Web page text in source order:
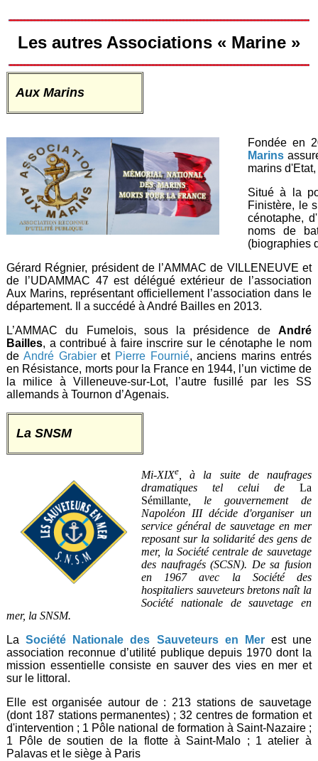
Les autres Associations « Marine »
Aux Marins
Fondée en
Marins
marins
Situé à la
Finistère, le
cénotaphe,
noms de
(biographies
Gérard Régnier, président de l’AMMAC de VILLENEUVE et
de l’UDAMMAC 47 est délégué extérieur de l’association
Aux Marins, représentant officiellement l’association dans le
département. Il a succédé à André Bailles en 2013.
L’AMMAC du Fumelois, sous la présidence de André
Bailles, a contribué à faire inscrire sur le cénotaphe le nom
de André Grabier et Pierre Fournié, anciens marins entrés
en Résistance, morts pour la France en 1944, l’un victime de
la milice à Villeneuve-sur-Lot, l’autre fusillé par les SS
allemands à Tournon d’Agenais.
La SNSM
Mi-XIXe , à la suite de naufrages
dramatiques tel celui de La
Sémillante , le gouvernement de
Napoléon III décide d'organiser un
service général de sauvetage en mer
reposant sur la solidarité des gens de
mer, la Société centrale de sauvetage
des naufragés (SCSN). De sa fusion
en 1967 avec la Société des
hospitaliers sauveteurs bretons naît la
Société nationale de sauvetage en
mer, la SNSM.
LaSociété Nationale des Sauveteurs en Merest une
association reconnue d’utilité publique depuis 1970 dont la
mission essentielle consiste en sauver des vies en mer et
sur le littoral.
Elle est organisée autour de : 213 stations de sauvetage
(dont 187 stations permanentes) ; 32 centres de formation et
d'intervention ; 1 Pôle national de formation à Saint-Nazaire ;
1 Pôle de soutien de la flotte à Saint-Malo ; 1 atelier à
Palavas et le siège à Paris